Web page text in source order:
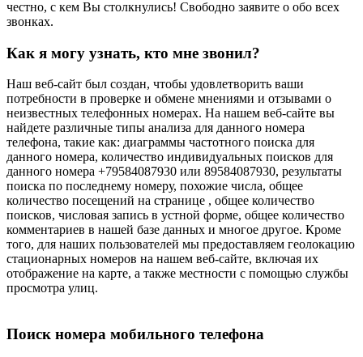
честно, с кем Вы столкнулись! Свободно заявите о обо всех
звонках.
Как я могу узнать, кто мне звонил?
Наш веб-сайт был создан, чтобы удовлетворить ваши
потребности в проверке и обмене мнениями и отзывами о
неизвестных телефонных номерах. На нашем веб-сайте вы
найдете различные типы анализа для данного номера
телефона, такие как: диаграммы частотного поиска для
данного номера, количество индивидуальных поисков для
данного номера +79584087930 или 89584087930, результаты
поиска по последнему номеру, похожие числа, общее
количество посещений на странице , общее количество
поисков, числовая запись в устной форме, общее количество
комментариев в нашей базе данных и многое другое. Кроме
того, для наших пользователей мы предоставляем геолокацию
стационарных номеров на нашем веб-сайте, включая их
отображение на карте, а также местности с помощью службы
просмотра улиц.
Поиск номера мобильного телефона